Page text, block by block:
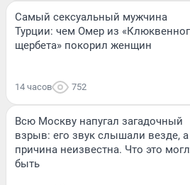
Самый сексуальный мужчина
Турции: чем Омер из
щербета» покорил женщин
14 часов 752
Всю Москву напугал загадочный
взрыв: его звук слышали везде, а
причина неизвестна. Что это
быть